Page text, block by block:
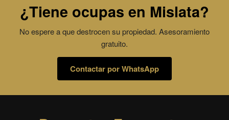
¿Tiene ocupas en Mislata?
No espere a que destrocen su propiedad. Asesoramiento
gratuito.
Contactar por WhatsApp